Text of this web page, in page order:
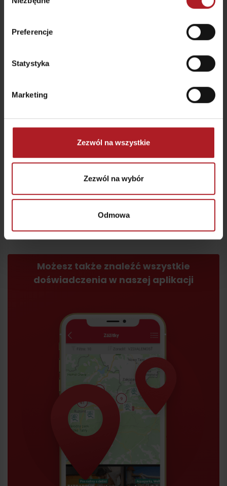
zgody
Preferencje
Statystyka
Marketing
Zezwól na wszystkie
Zezwól na wybór
Odmowa
Najpiękniejsze huśtawki widokowe na Liptowie:
miejsca, które pokochasz
Trudność Typ
3
Możesz także znaleźć wszystkie
doświadczenia w naszej aplikacji